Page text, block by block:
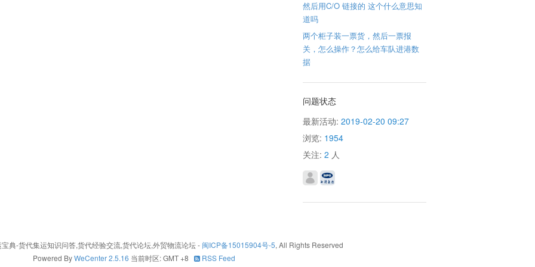
然后用C/O 链接的 这个什么意思知
道吗
两个柜子装一票货，然后一票报
关，怎么操作？怎么给车队进港数
据
问题状态
最新活动: 2019-02-20 09:27
浏览: 1954
关注: 2 人
典-货代集运知识问答,货代经验交流,货代论坛,外贸物流论坛- 闽ICP备15015904号-5, All Rights Reserved
Powered ByWeCenter 2.5.16 当前时区: GMT +8 RSS Feed